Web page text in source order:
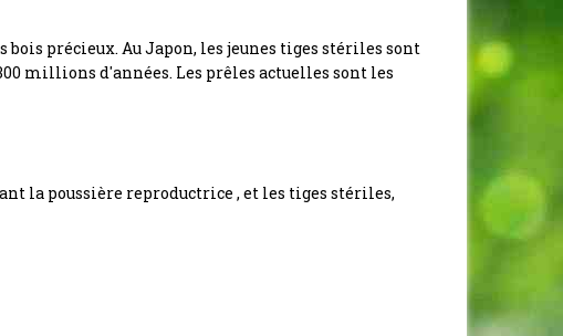
précieux. Au Japon, les jeunes tiges stériles sont
millions d'années. Les prêles actuelles sont les
la poussière reproductrice , et les tiges stériles,